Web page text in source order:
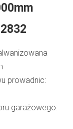
prowadnic:
garażowego: